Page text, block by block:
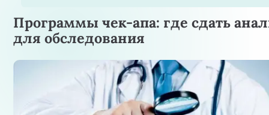
Программы чек-апа: где сдать
для обследования